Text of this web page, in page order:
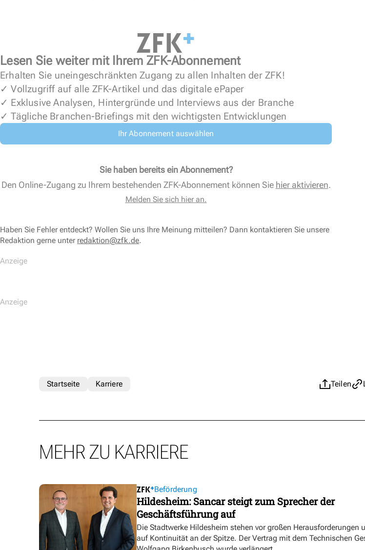
Lesen Sie weiter mit Ihrem ZFK-Abonnement
Erhalten Sie uneingeschränkten Zugang zu allen Inhalten der ZFK!
✓ Vollzugriff auf alle ZFK-Artikel und das digitale ePaper
✓ Exklusive Analysen, Hintergründe und Interviews aus der Branche
✓ Tägliche Branchen-Briefings mit den wichtigsten Entwicklungen
Ihr Abonnement auswählen
Sie haben bereits ein Abonnement?
Den Online-Zugang zu Ihrem bestehenden ZFK-Abonnement können Sie hier aktivieren.
Melden Sie sich hier an.
Haben Sie Fehler entdeckt? Wollen Sie uns Ihre Meinung mitteilen? Dann kontaktieren Sie unsere
Redaktion gerne unter redaktion@zfk.de.
Teilen
Startseite Karriere
MEHR ZU KARRIERE
Beförderung
Hildesheim: Sancar steigt zum Sprecher der
Geschäftsführung auf
Die Stadtwerke Hildesheim stehen vor großen Herausforderungen
auf Kontinuität an der Spitze. Der Vertrag mit dem Technischen